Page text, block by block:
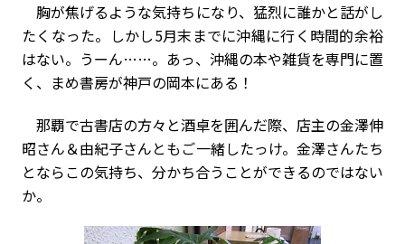
胸が焦げるような気持ちになり、猛烈に誰かと話がし
たくなった。しかし5月末までに沖縄に行く時間的余裕
はない。うーん……。あっ、沖縄の本や雑貨を専門に置
く、まめ書房が神戸の岡本にある！
那覇で古書店の方々と酒卓を囲んだ際、店主の金澤伸
昭さん＆由紀子さんともご一緒したっけ。金澤さんたち
とならこの気持ち、分かち合うことができるのではない
か。